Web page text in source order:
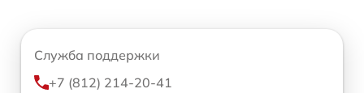
Служба поддержки
+7 (812) 214-20-41